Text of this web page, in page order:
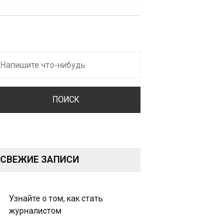
СВЕЖИЕ ЗАПИСИ
Узнайте о том, как стать
журналистом